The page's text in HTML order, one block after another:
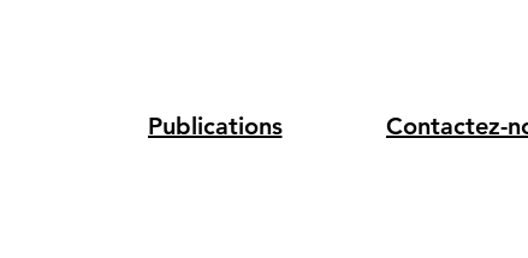
Publications Contactez-